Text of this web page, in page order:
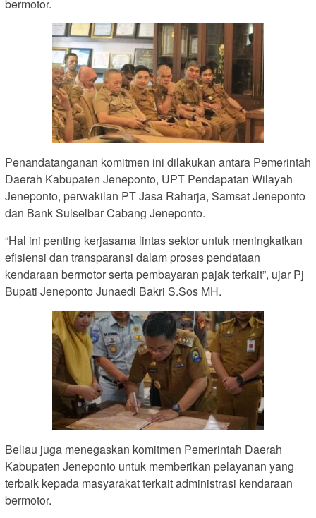
bermotor.
Penandatanganan komitmen ini dilakukan antara Pemerintah
Daerah Kabupaten Jeneponto, UPT Pendapatan Wilayah
Jeneponto, perwakilan PT Jasa Raharja, Samsat Jeneponto
dan Bank Sulselbar Cabang Jeneponto.
“Hal ini penting kerjasama lintas sektor untuk meningkatkan
efisiensi dan transparansi dalam proses pendataan
kendaraan bermotor serta pembayaran pajak terkait”, ujar Pj
Bupati Jeneponto Junaedi Bakri S.Sos MH.
Beliau juga menegaskan komitmen Pemerintah Daerah
Kabupaten Jeneponto untuk memberikan pelayanan yang
terbaik kepada masyarakat terkait administrasi kendaraan
bermotor.